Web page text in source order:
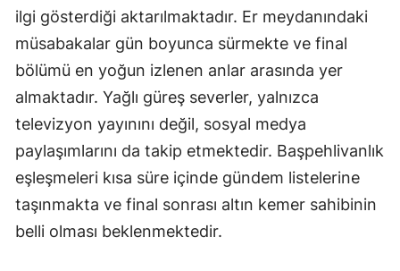
Bayburt
Karaman
Şırnak
Bartın
ilgi gösterdiği aktarılmaktadır. Er meydanındaki
müsabakalar gün boyunca sürmekte ve final
bölümü en yoğun izlenen anlar arasında yer
almaktadır. Yağlı güreş severler, yalnızca
televizyon yayınını değil, sosyal medya
paylaşımlarını da takip etmektedir. Başpehlivanlık
eşleşmeleri kısa süre içinde gündem listelerine
taşınmakta ve final sonrası altın kemer sahibinin
belli olması beklenmektedir.